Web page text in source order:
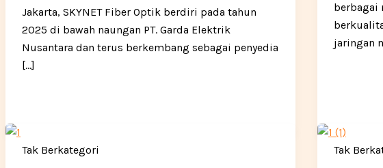
Jakarta, SKYNET Fiber Optik berdiri pada tahun
2025 di bawah naungan PT. Garda Elektrik
Nusantara dan terus berkembang sebagai penyedia
[…]
berbagai
jaringan
Tak Berkategori Tak